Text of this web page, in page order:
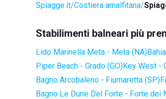
Spiagge.it Costiera amalfitana
Stabilimenti balneari più
Lido Marinella Meta - Meta (NA)
Piper Beach - Grado (GO)Key West -
Bagno Arcobaleno - Fiumaretta (SP)
Bagno Le Dune Del Forte - Forte dei